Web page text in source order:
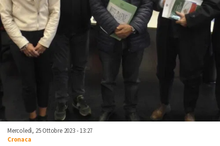
Mercoledì, 25 Ottobre 2023 - 13:27
Cronaca